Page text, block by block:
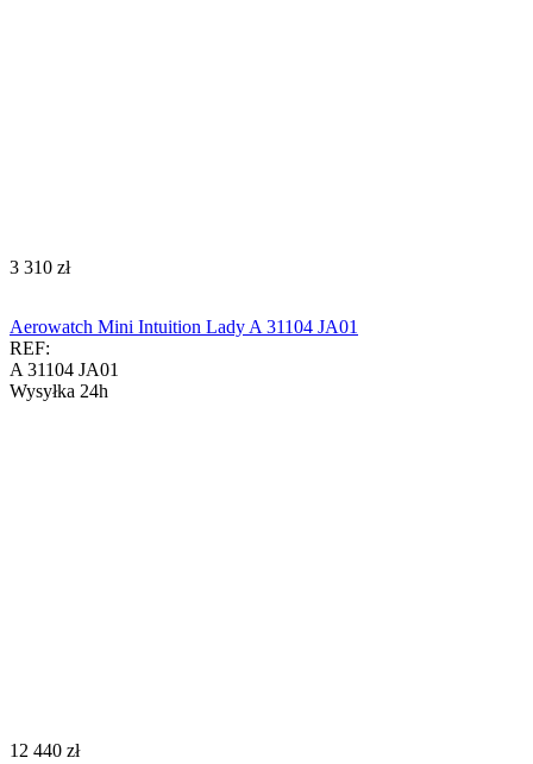
‍3 310‍ zł
Aerowatch Mini Intuition Lady A 31104 JA01
REF:
A 31104 JA01
Wysyłka 24h
‍12 440‍ zł